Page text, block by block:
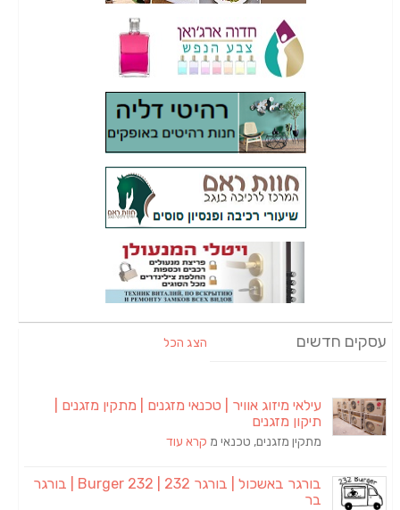
עסקים חדשים הצג הכל
עילאי מיזוג אוויר | טכנאי מזגנים | מתקין מזגנים |
תיקון מזגנים
מתקין מזגנים, טכנאי מ קרא עוד
בורגר באשכול | בורגר 232 | Burger 232 | בורגר
בר